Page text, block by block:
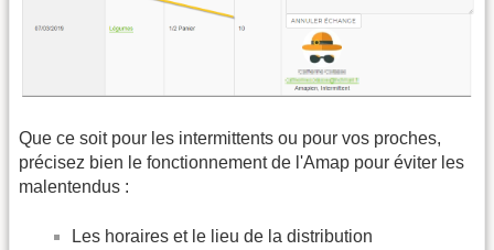
Que ce soit pour les intermittents ou pour vos proches,
précisez bien le fonctionnement de l'Amap pour éviter les
malentendus :
Les horaires et le lieu de la distribution